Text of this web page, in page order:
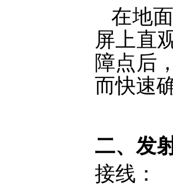
在地
屏上直
障点后
而快速
二、 发
接线：